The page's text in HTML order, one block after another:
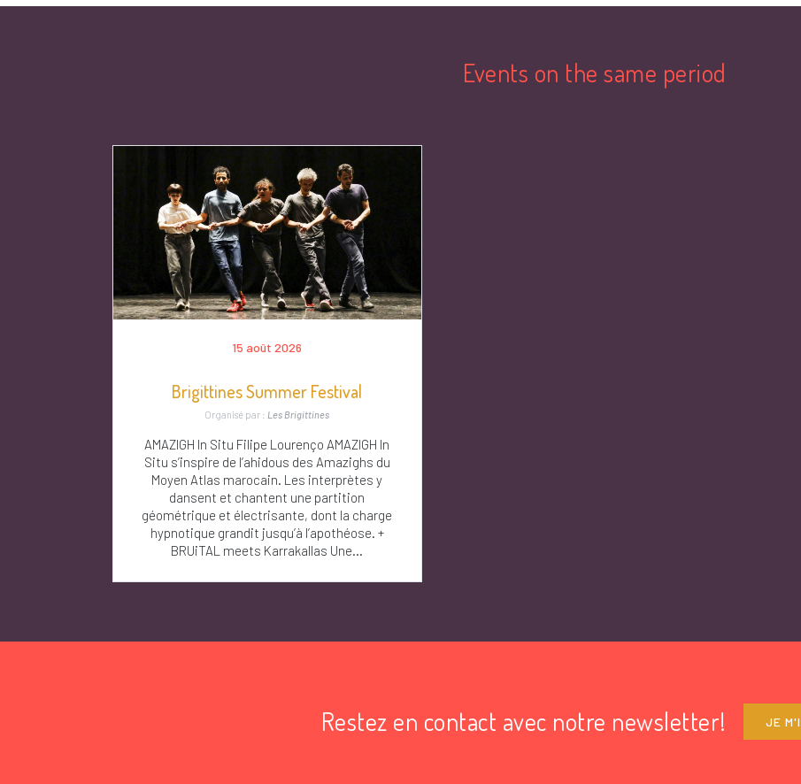
Events on the same period
15 août 2026
Brigittines Summer Festival
Organisé par : Les Brigittines
AMAZIGH In Situ Filipe Lourenço AMAZIGH In
Situ s’inspire de l’ahidous des Amazighs du
Moyen Atlas marocain. Les interprètes y
dansent et chantent une partition
géométrique et électrisante, dont la charge
hypnotique grandit jusqu’à l’apothéose. +
BRUiTAL meets Karrakallas Une...
Restez en contact avec notre newsletter! JE